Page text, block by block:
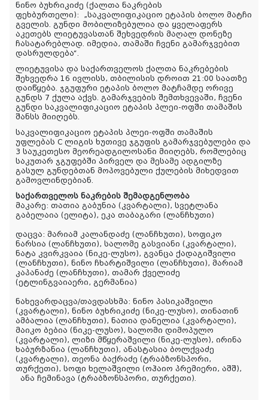
ნინო ბუხრიკიძე (ქალთა ნაკრების
ფეხბურთელი): „საკვალიფიკაციო ეტაპის ბოლო მატჩი
გველის. გუნდი მობილიზებულია და ყველაფერს
აკეთებს ლიეტუვასთან შეხვედრის მაღალ დონეზე
ჩასატარებლად. იმედია, თამაში ჩვენი გამარჯვებით
დასრულდება“.
ლიეტუვისა და საქართველოს ქალთა ნაკრებების
შეხვედრა 16 ივლისს, თბილისის დროით 21:00 საათზე
დაიწყება. ჯგუფური ეტაპის ბოლო მატჩამდე ორივე
გუნდს 7 ქულა აქვს. გამარჯვების შემთხვევაში, ჩვენი
გუნდი საკვალიფიკაციო ეტაპის პლეი-ოფში თამაშის
შანსს მიიღებს.
საკვალიფიკაციო ეტაპის პლეი-ოფში თამაშის
უფლებას C ლიგის ხუთივე ჯგუფის გამარჯვებულები და
3 საუკეთესო მეორეადგილოსანი მიიღებს, რომლებიც
საკუთარ ჯგუფებში პირველ და მესამე ადგილზე
გასულ გუნდებთან მოპოვებული ქულების მიხედვით
გამოვლინდებიან.
საქართველოს ნაკრების შემადგენლობა
მაკარე: თათია გაბუნია (კვარტალი), სვეტლანა
გაბელაია (ელიტა), ეკა თაბაგარი (ლანჩხუთი)
დაცვა: მარიამ კალანდაძე (ლანჩხუთი), სოფიკო
ნარსია (ლანჩხუთი), სალომე გასვიანი (კვარტალი),
ნატა კვირკვაია (ნიკე-ლუსო), გვანცა ქადაგიშვილი
(ლანჩხუთი), ნინო ჩხარტიშვილი (ლანჩხუთი), მარიამ
კაპანაძე (ლანჩხუთი), თამარ ქველიძე
(ეტლინგვაიაერი, გერმანია)
ნახევარდაცვა/თავდასხმა: ნინო პასიკაშვილი
(კვარტალი), ნინო ბუხრიკიძე (ნიკე-ლუსო), თინათინ
ამბალია (ლანჩხუთი), ნათია დანელია (კვარტალი),
მაიკო ბებია (ნიკე-ლუსო), სალომი დიმოპულო
(კვარტალი), ლიზი მწყერაშვილი (ნიკე-ლუსო), ირინა
ხაბურზანია (ლანჩხუთი), ანასტასია ბოლქვაძე
(კვარტალი), თეონა ბაქრაძე (ტრაბზონსპორი,
თურქეთი), სოფი ხელაშვილი (ოჰაიო პრემიერი, აშშ),
ანა ჩემინავა (ტრაბზონსპორი, თურქეთი).